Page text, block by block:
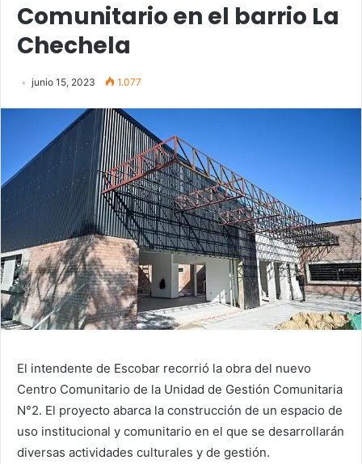
Comunitario en el barrio La
Chechela
junio 15, 2023 1.077
El intendente de Escobar recorrió la obra del nuevo
Centro Comunitario de la Unidad de Gestión Comunitaria
N°2. El proyecto abarca la construcción de un espacio de
uso institucional y comunitario en el que se desarrollarán
diversas actividades culturales y de gestión.